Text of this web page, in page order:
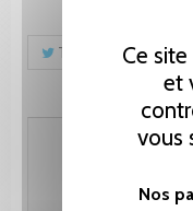
Ce
et
vous
Nos
Tweet